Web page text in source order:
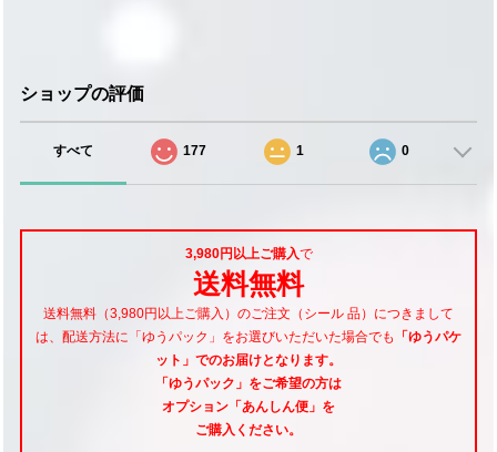
ショップの評価
すべて 177 1 0
3,980円以上ご購入で
送料無料
送料無料（3,980円以上ご購入）のご注文（シール 品）につきまして
は、配送方法に「ゆうパック」をお選びいただいた場合でも
「ゆうパケ
ット」でのお届けとなります。
「ゆうパック」をご希望の方は
オプション「あんしん便」 を
ご購入ください。